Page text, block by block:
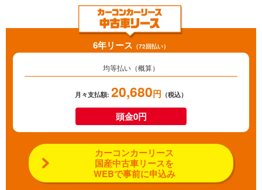
6年リース （72回払い）
均等払い（概算）
月々支払額: 20,680円 （税込）
頭金0円
カーコンカーリース
国産中古車リースを
WEBで事前に申込み